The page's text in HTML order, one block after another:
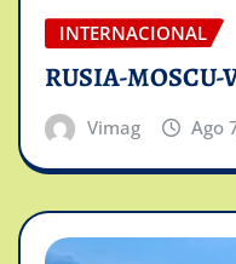
INTERNACIONAL
RUSIA-MOSCU-
Vimag Ago